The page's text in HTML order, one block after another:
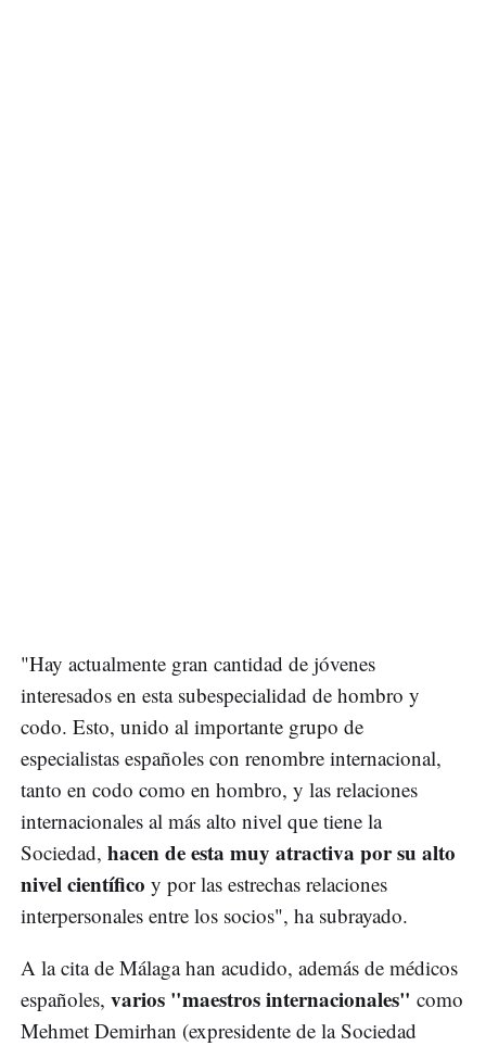
"Hay actualmente gran cantidad de jóvenes
interesados en esta subespecialidad de hombro y
codo. Esto, unido al importante grupo de
especialistas españoles con renombre internacional,
tanto en codo como en hombro, y las relaciones
internacionales al más alto nivel que tiene la
Sociedad, hacen de esta muy atractiva por su alto
nivel científico y por las estrechas relaciones
interpersonales entre los socios", ha subrayado.
A la cita de Málaga han acudido, además de médicos
españoles, varios "maestros internacionales" como
Mehmet Demirhan (expresidente de la Sociedad